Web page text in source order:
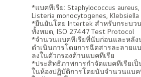
*แบคทีเรีย: Staphylococcus aureus,
Listeria monocytogenes, Klebsiella
*ยืนยันโดย Intertek สำหรับกระบว
ทั้งหมด, ISO 27447 Test Protocol
*จำนวนแบคทีเรียที่นับก่อนและหลัง
ดำเนินการโดยการฉีดสารละลายแบ
ลงในตัวกรองต้านแบคทีเรีย
*ประสิทธิภาพการกำจัดแบคทีเรียเ
ในห้องปฏิบัติการโดยนับจำนวนแบค